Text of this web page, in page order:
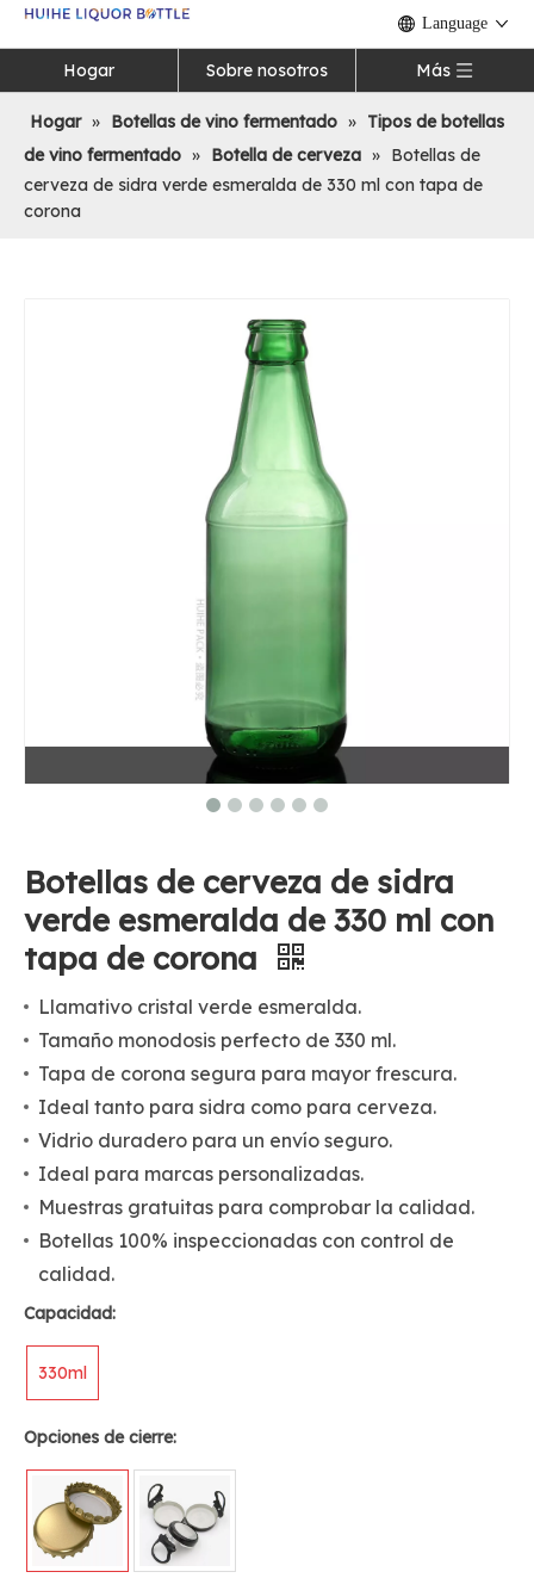
Language
Hogar Sobre nosotros Más
Hogar » Botellas de vino fermentado » Tipos de botellas
de vino fermentado » Botella de cerveza » Botellas de
cerveza de sidra verde esmeralda de 330 ml con tapa de
corona
Botellas de cerveza de sidra
verde esmeralda de 330 ml con
tapa de corona
Llamativo cristal verde esmeralda.
Tamaño monodosis perfecto de 330 ml.
Tapa de corona segura para mayor frescura.
Ideal tanto para sidra como para cerveza.
Vidrio duradero para un envío seguro.
Ideal para marcas personalizadas.
Muestras gratuitas para comprobar la calidad.
Botellas 100% inspeccionadas con control de
calidad.
Capacidad:
330ml
Opciones de cierre: